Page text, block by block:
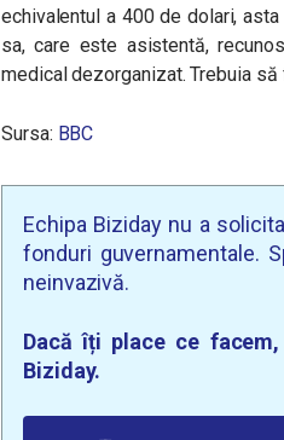
echivalentul a 400 de dolari,
sa, care este asistentă,
medical dezorganizat. Trebuia
Sursa: BBC
Echipa Biziday nu a
fonduri guvernamentale.
neinvazivă.
Dacă îți place ce
Biziday.